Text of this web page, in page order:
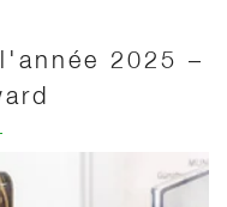
2025 –